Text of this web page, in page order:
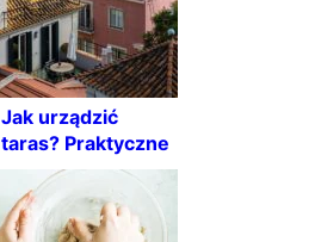
Jak urządzić
taras? Praktyczne
wskazówki dla
każdego!